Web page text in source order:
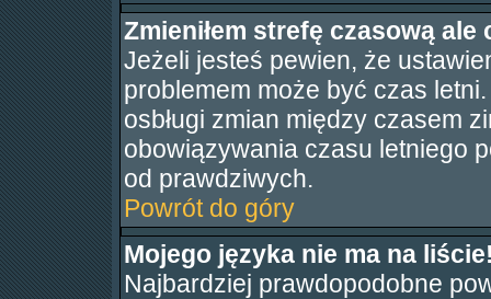
Zmieniłem strefę czasową
Jeżeli jesteś pewien, że
problemem może być czas
osbługi zmian między czasem
obowiązywania czasu letniego
od prawdziwych.
Powrót do góry
Mojego języka nie ma na
Najbardziej prawdopodobne